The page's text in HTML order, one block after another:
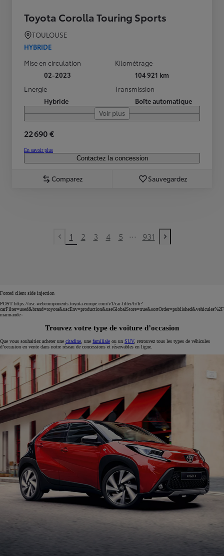
Toyota Corolla Touring Sports
TOULOUSE
HYBRIDE
Mise en circulation
02-2023
Kilométrage
104 921 km
Energie
Hybride
Transmission
Boîte automatique
Voir plus
22 690 €
En savoir plus
Contactez la concession
Comparez Sauvegardez
Previous page
1 2 3 4 5 ... 931
Next page
Forced client side injection
POST https://usc-webcomponents.toyota-europe.com/v1/car-filter/fr/fr?
marmande=
Trouvez votre type de voiture d’occasion
Que vous souhaitiez acheter une citadine , une familiale ou un SUV, retrouvez tous les types de véhicules
d’occasion en vente dans notre réseau de concessions et réservables en ligne.